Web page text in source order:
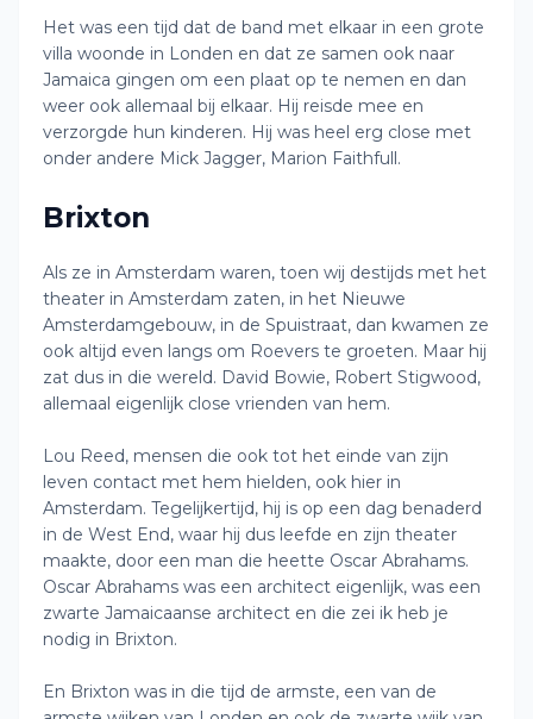
Het was een tijd dat de band met elkaar in een grote
villa woonde in Londen en dat ze samen ook naar
Jamaica gingen om een plaat op te nemen en dan
weer ook allemaal bij elkaar. Hij reisde mee en
verzorgde hun kinderen. Hij was heel erg close met
onder andere Mick Jagger, Marion Faithfull.
Brixton
Als ze in Amsterdam waren, toen wij destijds met het
theater in Amsterdam zaten, in het Nieuwe
Amsterdamgebouw, in de Spuistraat, dan kwamen ze
ook altijd even langs om Roevers te groeten. Maar hij
zat dus in die wereld. David Bowie, Robert Stigwood,
allemaal eigenlijk close vrienden van hem.
Lou Reed, mensen die ook tot het einde van zijn
leven contact met hem hielden, ook hier in
Amsterdam. Tegelijkertijd, hij is op een dag benaderd
in de West End, waar hij dus leefde en zijn theater
maakte, door een man die heette Oscar Abrahams.
Oscar Abrahams was een architect eigenlijk, was een
zwarte Jamaicaanse architect en die zei ik heb je
nodig in Brixton.
En Brixton was in die tijd de armste, een van de